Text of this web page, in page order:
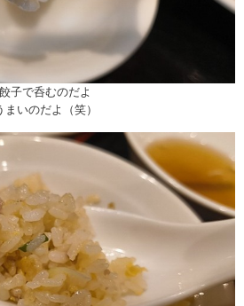
餃子で呑むのだよ
まいのだよ（笑）